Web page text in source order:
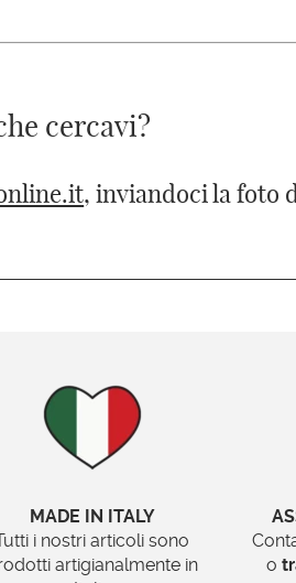
cercavi?
, inviandoci la foto
MADE IN ITALY
i nostri articoli sono
artigianalmente in
o